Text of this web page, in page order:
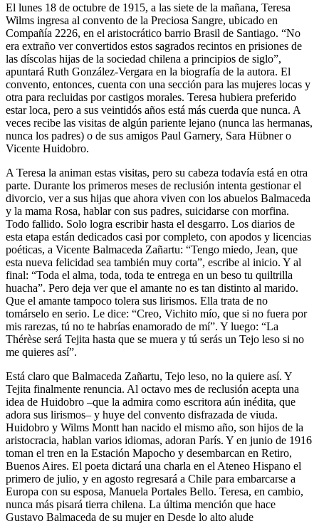
El lunes 18 de octubre de 1915, a las siete de la mañana, Teresa
Wilms ingresa al convento de la Preciosa Sangre, ubicado en
Compañía 2226, en el aristocrático barrio Brasil de Santiago. “No
era extraño ver convertidos estos sagrados recintos en prisiones de
las díscolas hijas de la sociedad chilena a principios de siglo”,
apuntará Ruth González-Vergara en la biografía de la autora. El
convento, entonces, cuenta con una sección para las mujeres locas y
otra para recluidas por castigos morales. Teresa hubiera preferido
estar loca, pero a sus veintidós años está más cuerda que nunca. A
veces recibe las visitas de algún pariente lejano (nunca las hermanas,
nunca los padres) o de sus amigos Paul Garnery, Sara Hübner o
Vicente Huidobro.
A Teresa la animan estas visitas, pero su cabeza todavía está en otra
parte. Durante los primeros meses de reclusión intenta gestionar el
divorcio, ver a sus hijas que ahora viven con los abuelos Balmaceda
y la mama Rosa, hablar con sus padres, suicidarse con morfina.
Todo fallido. Solo logra escribir hasta el desgarro. Los diarios de
esta etapa están dedicados casi por completo, con apodos y licencias
poéticas, a Vicente Balmaceda Zañartu: “Tengo miedo, Jean, que
esta nueva felicidad sea también muy corta”, escribe al inicio. Y al
final: “Toda el alma, toda, toda te entrega en un beso tu quiltrilla
huacha”. Pero deja ver que el amante no es tan distinto al marido.
Que el amante tampoco tolera sus lirismos. Ella trata de no
tomárselo en serio. Le dice: “Creo, Vichito mío, que si no fuera por
mis rarezas, tú no te habrías enamorado de mí”. Y luego: “La
Thérèse será Tejita hasta que se muera y tú serás un Tejo leso si no
me quieres así”.
Está claro que Balmaceda Zañartu, Tejo leso, no la quiere así. Y
Tejita finalmente renuncia. Al octavo mes de reclusión acepta una
idea de Huidobro –que la admira como escritora aún inédita, que
adora sus lirismos– y huye del convento disfrazada de viuda.
Huidobro y Wilms Montt han nacido el mismo año, son hijos de la
aristocracia, hablan varios idiomas, adoran París. Y en junio de 1916
toman el tren en la Estación Mapocho y desembarcan en Retiro,
Buenos Aires. El poeta dictará una charla en el Ateneo Hispano el
primero de julio, y en agosto regresará a Chile para embarcarse a
Europa con su esposa, Manuela Portales Bello. Teresa, en cambio,
nunca más pisará tierra chilena. La última mención que hace
Gustavo Balmaceda de su mujer en Desde lo alto alude